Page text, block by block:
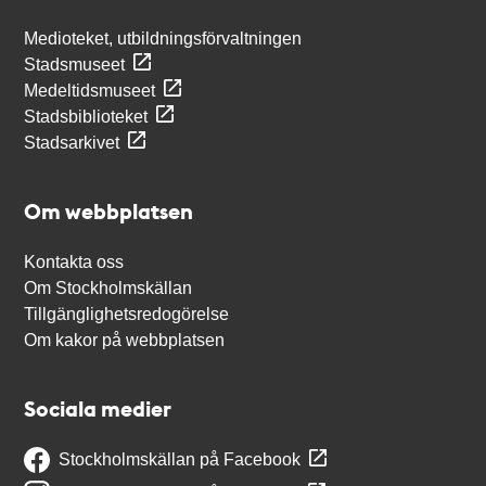
Medioteket, utbildningsförvaltningen
Stadsmuseet
Medeltidsmuseet
Stadsbiblioteket
Stadsarkivet
Om webbplatsen
Kontakta oss
Om Stockholmskällan
Tillgänglighetsredogörelse
Om kakor på webbplatsen
Sociala medier
Stockholmskällan på Facebook